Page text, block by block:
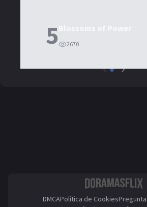
5 2670
DMCAPolítica de Cookies